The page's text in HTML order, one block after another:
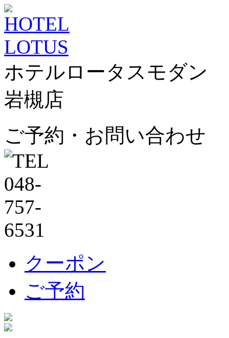
ホテルロータスモダン
岩槻店
ご予約・お問い合わせ
クーポン
ご予約